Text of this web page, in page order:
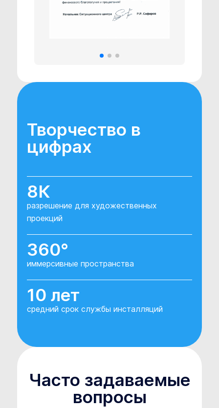
Творчество в
цифрах
8К
разрешение для художественных
проекций
360°
иммерсивные пространства
10 лет
средний срок службы инсталляций
Часто задаваемые
вопросы